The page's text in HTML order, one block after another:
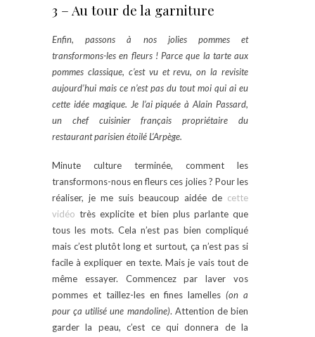
3 – Au tour de la garniture
Enfin, passons à nos jolies pommes et
transformons-les en fleurs ! Parce que la tarte aux
pommes classique, c’est vu et revu, on la revisite
aujourd’hui mais ce n’est pas du tout moi qui ai eu
cette idée magique. Je l’ai piquée à Alain Passard,
un chef cuisinier français propriétaire du
restaurant parisien étoilé L’Arpège.
Minute culture terminée, comment les
transformons-nous en fleurs ces jolies ? Pour les
réaliser, je me suis beaucoup aidée de cette
vidéo très explicite et bien plus parlante que
tous les mots. Cela n’est pas bien compliqué
mais c’est plutôt long et surtout, ça n’est pas si
facile à expliquer en texte. Mais je vais tout de
même essayer. Commencez par laver vos
pommes et taillez-les en fines lamelles(on a
pour ça utilisé une mandoline). Attention de bien
garder la peau, c’est ce qui donnera de la